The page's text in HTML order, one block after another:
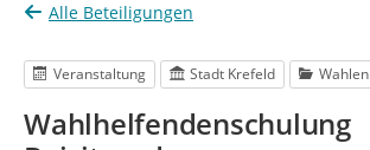
Alle Beteiligungen
Veranstaltung Stadt Krefeld Wahlen
Wahlhelfendenschulung